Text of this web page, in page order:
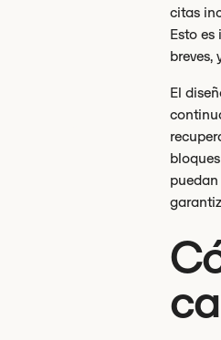
citas
Esto
breves,
El